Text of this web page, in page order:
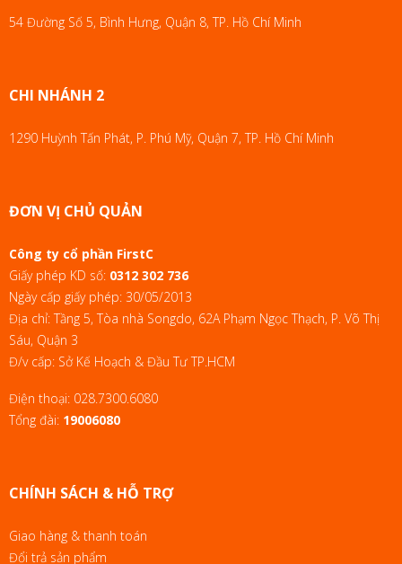
54 Đường Số 5, Bình Hưng, Quận 8, TP. Hồ Chí Minh
CHI NHÁNH 2
1290 Huỳnh Tấn Phát, P. Phú Mỹ, Quận 7, TP. Hồ Chí Minh
ĐƠN VỊ CHỦ QUẢN
Công ty cổ phần FirstC
Giấy phép KD số: 0312 302 736
Ngày cấp giấy phép: 30/05/2013
Địa chỉ: Tầng 5, Tòa nhà Songdo, 62A Phạm Ngọc Thạch, P. Võ Thị
Sáu, Quận 3
Đ/v cấp: Sở Kế Hoạch & Đầu Tư TP.HCM
Điện thoại: 028.7300.6080
Tổng đài: 19006080
CHÍNH SÁCH & HỖ TRỢ
Giao hàng & thanh toán
Đổi trả sản phẩm